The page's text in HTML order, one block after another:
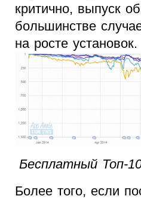
критично, выпуск
большинстве
на росте установок.
Бесплатный Топ-
Более того, если